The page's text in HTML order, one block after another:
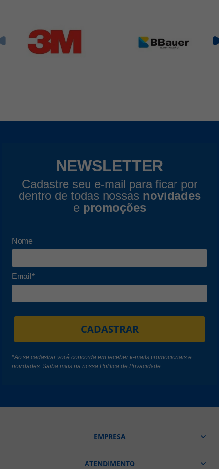
NEWSLETTER
Cadastre seu e-mail para ficar por
dentro de todas nossas novidades
e promoções
Nome
Email*
CADASTRAR
*Ao se cadastrar você concorda em receber e-mails promocionais e
novidades. Saiba mais na nossaPolitica de Privacidade
EMPRESA
ATENDIMENTO